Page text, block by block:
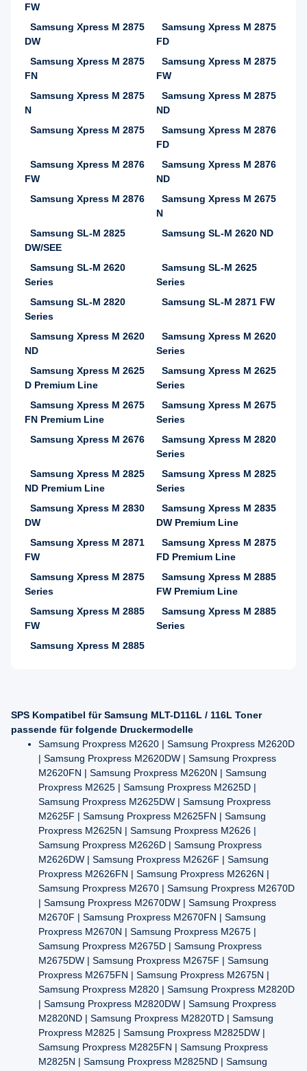
FW
Samsung Xpress M 2875
DW
Samsung Xpress M 2875
FD
Samsung Xpress M 2875
FN
Samsung Xpress M 2875
FW
Samsung Xpress M 2875
N
Samsung Xpress M 2875
ND
Samsung Xpress M 2875
Samsung Xpress M 2876
FD
Samsung Xpress M 2876
FW
Samsung Xpress M 2876
ND
Samsung Xpress M 2876
Samsung Xpress M 2675
N
Samsung SL-M 2825
DW/SEE
Samsung SL-M 2620 ND
Samsung SL-M 2620
Series
Samsung SL-M 2625
Series
Samsung SL-M 2820
Series
Samsung SL-M 2871 FW
Samsung Xpress M 2620
ND
Samsung Xpress M 2620
Series
Samsung Xpress M 2625
D Premium Line
Samsung Xpress M 2625
Series
Samsung Xpress M 2675
FN Premium Line
Samsung Xpress M 2675
Series
Samsung Xpress M 2676
Samsung Xpress M 2820
Series
Samsung Xpress M 2825
ND Premium Line
Samsung Xpress M 2825
Series
Samsung Xpress M 2830
DW
Samsung Xpress M 2835
DW Premium Line
Samsung Xpress M 2871
FW
Samsung Xpress M 2875
FD Premium Line
Samsung Xpress M 2875
Series
Samsung Xpress M 2885
FW Premium Line
Samsung Xpress M 2885
FW
Samsung Xpress M 2885
Series
Samsung Xpress M 2885
SPS Kompatibel für Samsung MLT-D116L / 116L Toner
passende für folgende Druckermodelle
Samsung Proxpress M2620 | Samsung Proxpress M2620D
| Samsung Proxpress M2620DW | Samsung Proxpress
M2620FN | Samsung Proxpress M2620N | Samsung
Proxpress M2625 | Samsung Proxpress M2625D |
Samsung Proxpress M2625DW | Samsung Proxpress
M2625F | Samsung Proxpress M2625FN | Samsung
Proxpress M2625N | Samsung Proxpress M2626 |
Samsung Proxpress M2626D | Samsung Proxpress
M2626DW | Samsung Proxpress M2626F | Samsung
Proxpress M2626FN | Samsung Proxpress M2626N |
Samsung Proxpress M2670 | Samsung Proxpress M2670D
| Samsung Proxpress M2670DW | Samsung Proxpress
M2670F | Samsung Proxpress M2670FN | Samsung
Proxpress M2670N | Samsung Proxpress M2675 |
Samsung Proxpress M2675D | Samsung Proxpress
M2675DW | Samsung Proxpress M2675F | Samsung
Proxpress M2675FN | Samsung Proxpress M2675N |
Samsung Proxpress M2820 | Samsung Proxpress M2820D
| Samsung Proxpress M2820DW | Samsung Proxpress
M2820ND | Samsung Proxpress M2820TD | Samsung
Proxpress M2825 | Samsung Proxpress M2825DW |
Samsung Proxpress M2825FN | Samsung Proxpress
M2825N | Samsung Proxpress M2825ND | Samsung